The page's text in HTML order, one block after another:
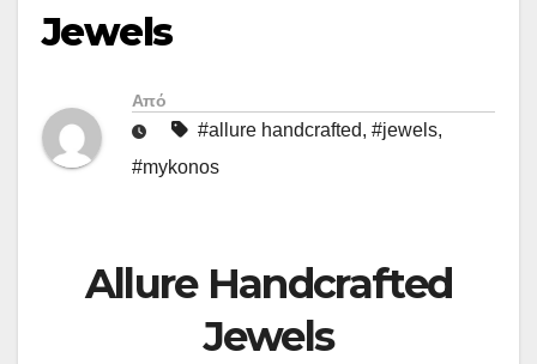
Jewels
Από
#allure handcrafted, #jewels,
#mykonos
Allure Handcrafted
Jewels